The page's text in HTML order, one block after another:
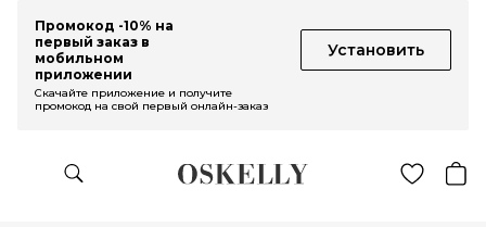
Промокод -10% на
первый заказ в
мобильном
приложении
Установить
Скачайте приложение и получите
промокод на свой первый онлайн-заказ